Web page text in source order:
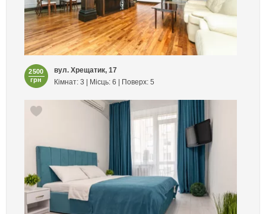
2500
грн
вул. Хрещатик, 17
Кімнат: 3 | Місць: 6 | Поверх: 5